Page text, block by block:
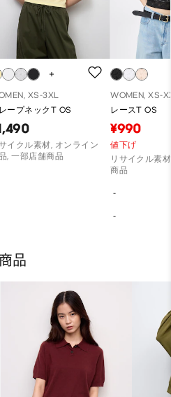
XS-3XL
ープネックT OS
イクル素材, オンライン
, 一部店舗商品
WOMEN, XS-
レースT OS
¥990
値下げ
リサイクル素
商品
-
-
品